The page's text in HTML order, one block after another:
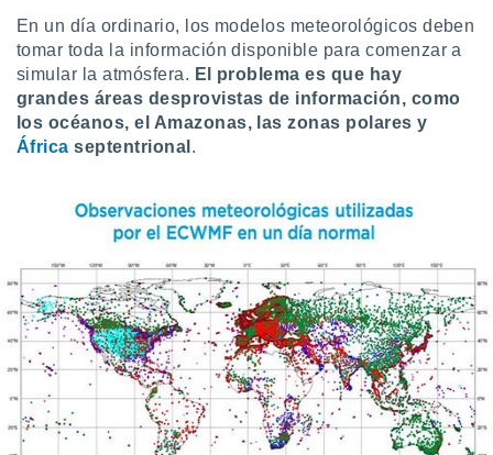
Para
su
u
datos
en
de
un
En un día ordinario, los modelos meteorológicos deben
tomar toda la información disponible para comenzar a
simular la atmósfera. El problema es que hay
grandes áreas desprovistas de información, como
los océanos, el Amazonas, las zonas polares y
África septentrional .